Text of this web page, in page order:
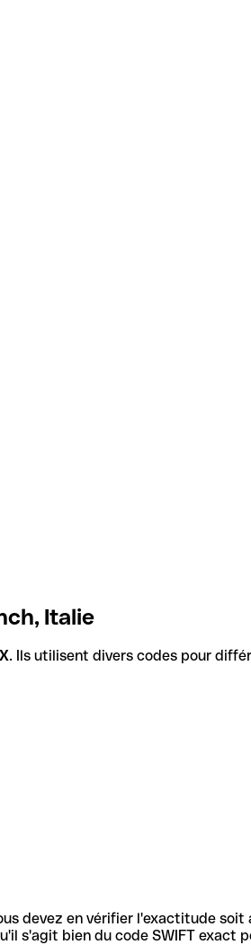
Italie
. Ils utilisent divers codes pour
devez en vérifier l'exactitude
s'agit bien du code SWIFT exact